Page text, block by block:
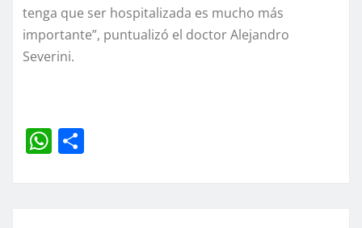
tenga que ser hospitalizada es mucho más
importante”, puntualizó el doctor Alejandro
Severini.
W